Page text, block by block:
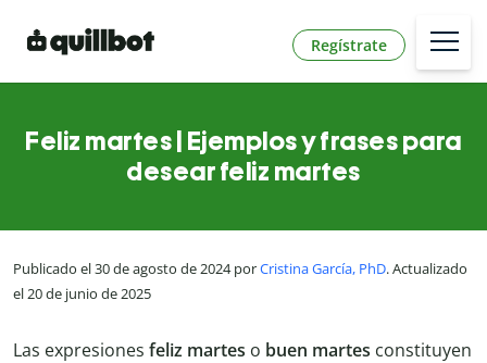
Regístrate
Feliz martes | Ejemplos y frases para
desear feliz martes
Publicado el 30 de agosto de 2024 porCristina García, PhD. Actualizado
el 20 de junio de 2025
Las expresiones feliz martes o buen martes constituyen